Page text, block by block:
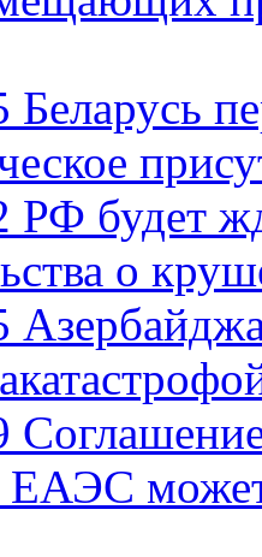
Беларусь
РФ будет
о
ЕАЭС